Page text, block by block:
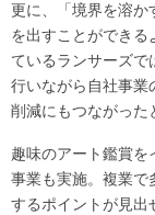
更に、「境界を溶か
を出すことができる
ているランサーズで
行いながら自社事業
削減にもつながった
趣味のアート鑑賞を
事業も実施。複業で
するポイントが見出